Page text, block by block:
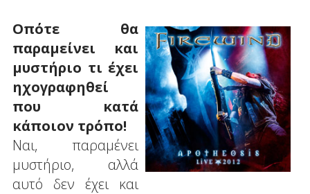
Οπότε θα
παραμείνει και
μυστήριο τι έχει
ηχογραφηθεί
που κατά
κάποιον τρόπο!
Ναι, παραμένει
μυστήριο, αλλά
αυτό δεν έχει και